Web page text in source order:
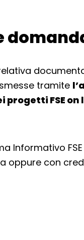
tramite
progetti FSE on
Informativo
oppure con